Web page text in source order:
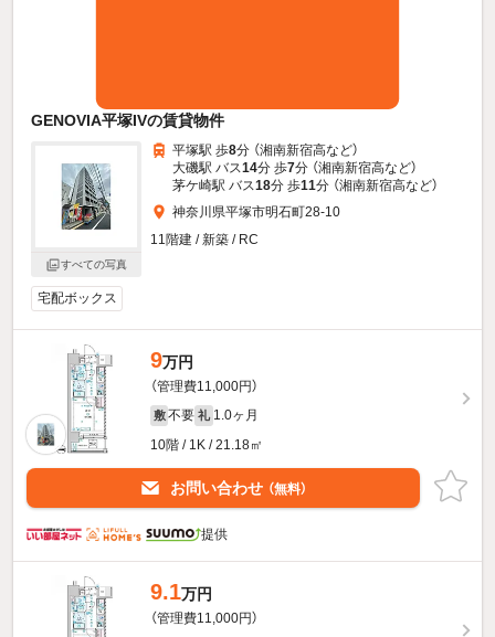
GENOVIA平塚IVの賃貸物件
すべての写真
平塚駅 歩8分 （湘南新宿高など）
大磯駅 バス14分 歩7分 （湘南新宿高など）
茅ケ崎駅 バス18分 歩11分 （湘南新宿高など）
神奈川県平塚市明石町28-10
11階建 / 新築 / RC
宅配ボックス
9万円
（管理費11,000円）
敷 不要 礼 1.0ヶ月
10階 / 1K / 21.18㎡
お問い合わせ （無料）
提供
9.1万円
（管理費11,000円）